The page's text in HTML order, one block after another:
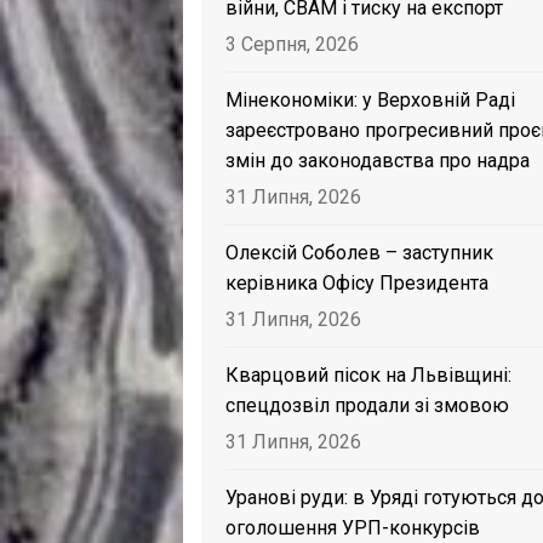
війни, CBAM і тиску на експорт
3 Серпня, 2026
Мінекономіки: у Верховній Раді
зареєстровано прогресивний
змін до законодавства про надра
31 Липня, 2026
Олексій Соболев – заступник
керівника Офісу Президента
31 Липня, 2026
Кварцовий пісок на Львівщині:
спецдозвіл продали зі змовою
31 Липня, 2026
Уранові руди: в Уряді готуються до
оголошення УРП-конкурсів